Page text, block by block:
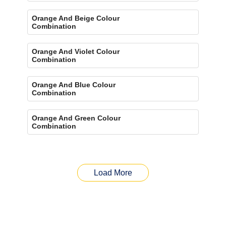
Orange And Beige Colour
Combination
Orange And Violet Colour
Combination
Orange And Blue Colour
Combination
Orange And Green Colour
Combination
Load More